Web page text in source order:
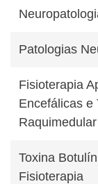
Patologias
Fisioterapia
Encefálicas e
Toxina
Fisioterapia